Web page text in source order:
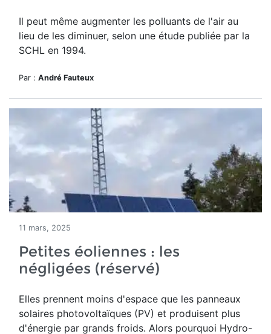
Il peut même augmenter les polluants de l'air au
lieu de les diminuer, selon une étude publiée par la
SCHL en 1994.
Par : André Fauteux
11 mars, 2025
Petites éoliennes : les
négligées (réservé)
Elles prennent moins d'espace que les panneaux
solaires photovoltaïques (PV) et produisent plus
d'énergie par grands froids. Alors pourquoi Hydro-